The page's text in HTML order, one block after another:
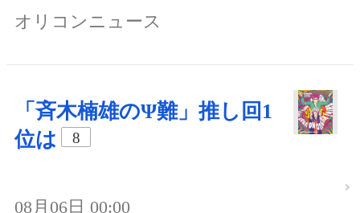
オリコンニュース
「斉木楠雄のΨ難」推し回1
位は
8
08月06日 00:00